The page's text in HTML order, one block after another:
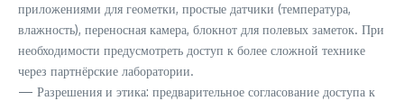
приложениями для геометки, простые датчики (температура,
влажность), переносная камера, блокнот для полевых заметок. При
необходимости предусмотреть доступ к более сложной технике
через партнёрские лаборатории.
— Разрешения и этика: предварительное согласование доступа к